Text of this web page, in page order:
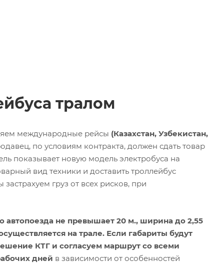
тралом
международные рейсы (Казахстан, Узбекистан,
по условиям контракта, должен сдать товар
показывает новую модель электробуса на
вид техники и доставить троллейбус
груз от всех рисков, при
автопоезда не превышает 20 м., ширина до 2,55
на трале. Если габариты будут
КТГ и согласуем маршрут со всеми
дней в зависимости от особенностей